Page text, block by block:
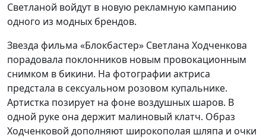
Светланой войдут в новую рекламную кампанию
одного из модных брендов.
Звезда фильма «Блокбастер» Светлана Ходченкова
порадовала поклонников новым провокационным
снимком в бикини. На фотографии актриса
предстала в сексуальном розовом купальнике.
Артистка позирует на фоне воздушных шаров. В
одной руке она держит малиновый клатч. Образ
Ходченковой дополняют широкополая шляпа и очки